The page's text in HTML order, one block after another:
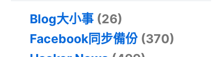
Blog大小事 (26)
Facebook同步備份 (370)